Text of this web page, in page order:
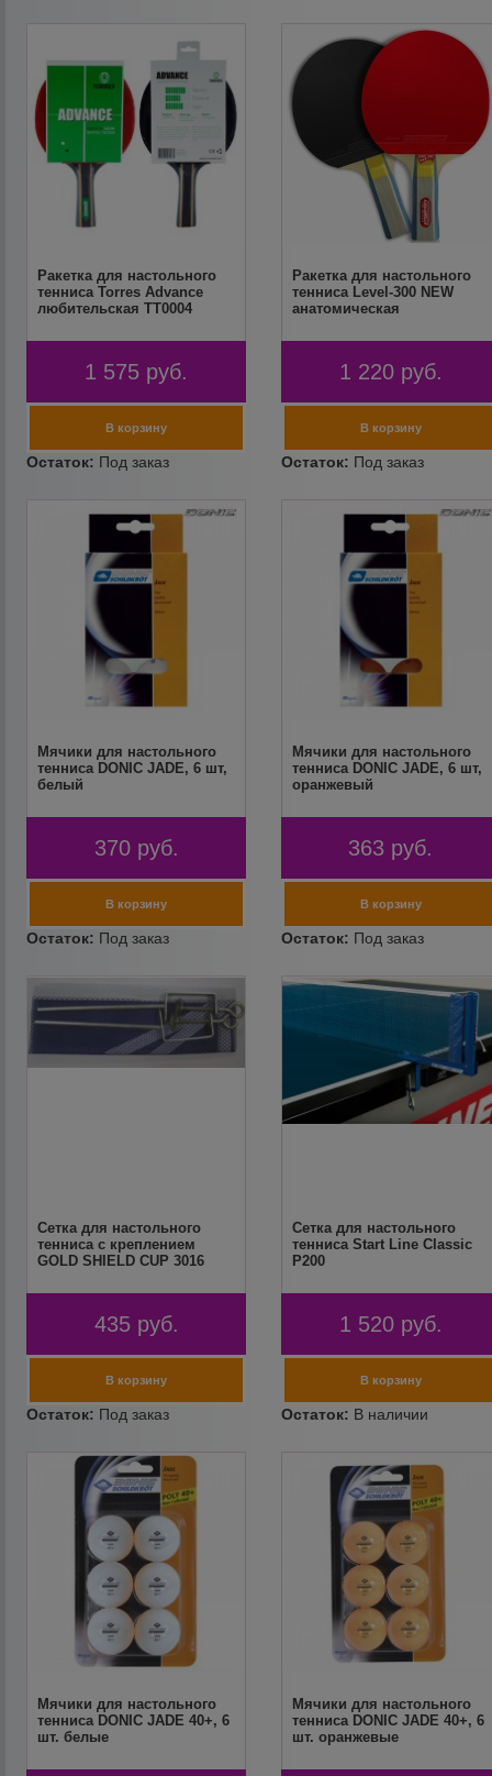
Ракетка для настольного
тенниса Torres Advance
любительская TT0004
1 575 руб.
Ракетка для настольного
тенниса Level-300 NEW
анатомическая
1 220 руб.
Мячики для настольного
тенниса DONIC JADE, 6 шт,
белый
370 руб.
Мячики для настольного
тенниса DONIC JADE, 6 шт,
оранжевый
363 руб.
Сетка для настольного
тенниса с креплением
GOLD SHIELD CUP 3016
435 руб.
Сетка для настольного
тенниса Start Line Classic
P200
1 520 руб.
Мячики для настольного
тенниса DONIC JADE 40+, 6
шт. белые
Мячики для настольного
тенниса DONIC JADE 40+, 6
шт. оранжевые